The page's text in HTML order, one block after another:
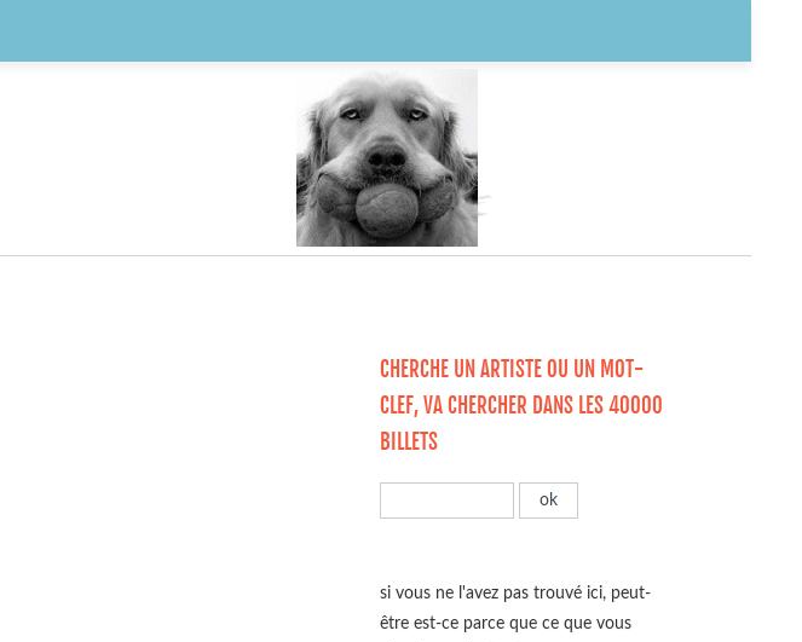
CHERCHE UN ARTISTE OU UN MOT-
CLEF, VA CHERCHER DANS LES 40000
BILLETS
si vous ne l'avez pas trouvé ici, peut-
être est-ce parce que ce que vous